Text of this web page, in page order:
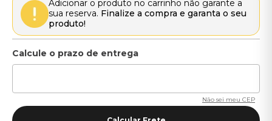
Adicionar o produto no carrinho não garante a
sua reserva. Finalize a compra e garanta o seu
produto!
Não sei meu CEP